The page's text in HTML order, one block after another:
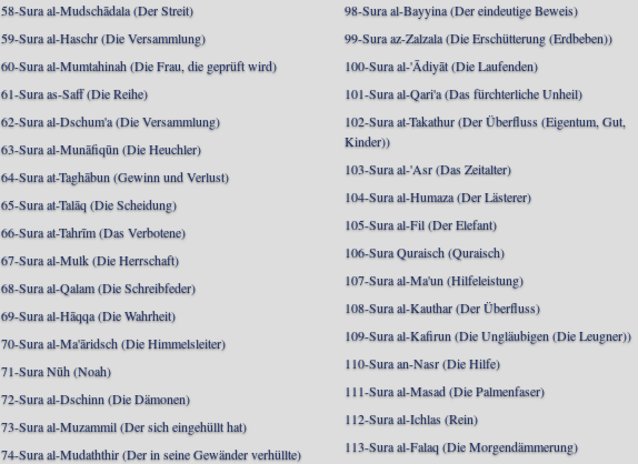
58-Sura al-Mudschādala (Der Streit)
59-Sura al-Haschr (Die Versammlung)
60-Sura al-Mumtahinah (Die Frau, die geprüft wird)
61-Sura as-Saff (Die Reihe)
62-Sura al-Dschum'a (Die Versammlung)
63-Sura al-Munāfiqūn (Die Heuchler)
64-Sura at-Taghābun (Gewinn und Verlust)
65-Sura at-Talāq (Die Scheidung)
66-Sura at-Tahrīm (Das Verbotene)
67-Sura al-Mulk (Die Herrschaft)
68-Sura al-Qalam (Die Schreibfeder)
69-Sura al-Hāqqa (Die Wahrheit)
70-Sura al-Ma'āridsch (Die Himmelsleiter)
71-Sura Nūh (Noah)
72-Sura al-Dschinn (Die Dämonen)
73-Sura al-Muzammil (Der sich eingehüllt hat)
74-Sura al-Mudaththir (Der in seine Gewänder verhüllte)
98-Sura al-Bayyina (Der eindeutige Beweis)
99-Sura az-Zalzala (Die Erschütterung (Erdbeben))
100-Sura al-'Ādiyāt (Die Laufenden)
101-Sura al-Qari'a (Das fürchterliche Unheil)
102-Sura at-Takathur (Der Überfluss (Eigentum, Gut,
Kinder))
103-Sura al-'Asr (Das Zeitalter)
104-Sura al-Humaza (Der Lästerer)
105-Sura al-Fil (Der Elefant)
106-Sura Quraisch (Quraisch)
107-Sura al-Ma'un (Hilfeleistung)
108-Sura al-Kauthar (Der Überfluss)
109-Sura al-Kafirun (Die Ungläubigen (Die Leugner))
110-Sura an-Nasr (Die Hilfe)
111-Sura al-Masad (Die Palmenfaser)
112-Sura al-Ichlas (Rein)
113-Sura al-Falaq (Die Morgendämmerung)